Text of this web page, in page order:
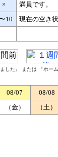
×
満員です。
10
現在の空き状
した』 または 『ホー
08/07 08/08
（金） （土）